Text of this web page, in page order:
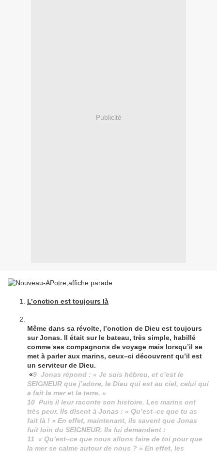
Publicité
L’onction est toujours là
Même dans sa révolte, l’onction de Dieu est toujours
sur Jonas. Il était sur le bateau, très simple, habillé
comme ses compagnons de voyage mais lorsqu’il se
met à parler aux marins, ceux–ci découvrent qu’il est
un serviteur de Dieu.
«9 Jonas répond : « Je suis hébreu, et c’est le
SEIGNEUR que j’adore, le Dieu qui est au ciel, celui qui
a fait la mer et la terre. »
10 Puis il leur raconte son histoire. Les marins ont
très peur. Ils disent à Jonas : « Qu’est–ce que tu as
fait là ! » En effet, maintenant, ils savent que Jonas
fuit loin du SEIGNEUR. Ils lui demandent :
11 « Qu’est–ce que nous allons faire de toi pour que
la mer se calme autour de nous ? » En effet, les